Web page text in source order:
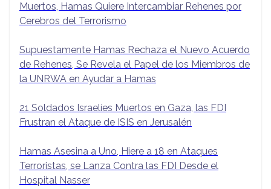
Muertos, Hamas Quiere Intercambiar Rehenes por
Cerebros del Terrorismo
Supuestamente Hamas Rechaza el Nuevo Acuerdo
de Rehenes, Se Revela el Papel de los Miembros de
la UNRWA en Ayudar a Hamas
21 Soldados Israelíes Muertos en Gaza, las FDI
Frustran el Ataque de ISIS en Jerusalén
Hamas Asesina a Uno, Hiere a 18 en Ataques
Terroristas, se Lanza Contra las FDI Desde el
Hospital Nasser